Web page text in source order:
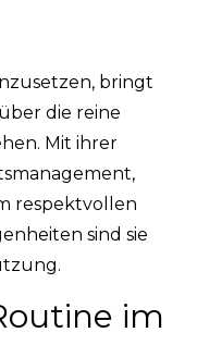
bringt
die reine
Mit ihrer
respektvollen
sind sie
im